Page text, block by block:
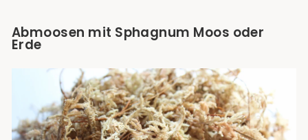
Abmoosen mit Sphagnum Moos oder
Erde